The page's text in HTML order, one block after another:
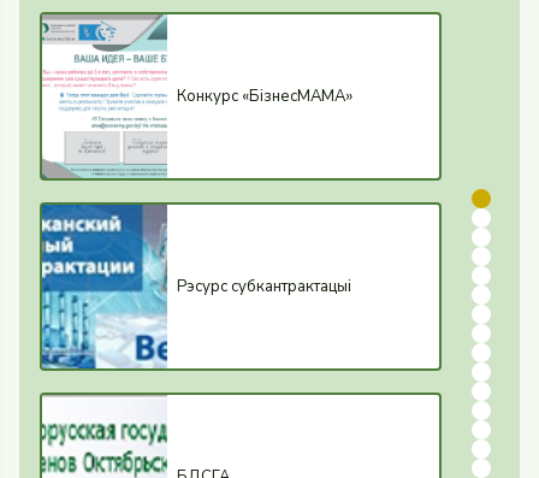
Конкурс «БiзнесМАМА»
Рэсурс субкантрактацыі